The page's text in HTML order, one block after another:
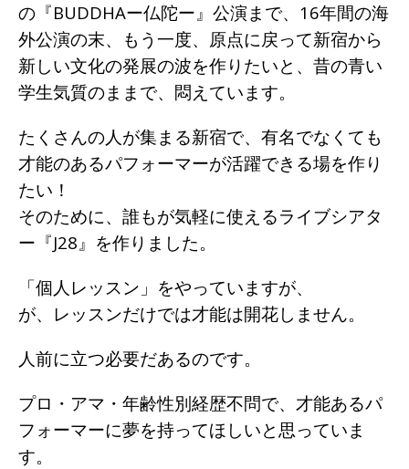
の『BUDDHAー仏陀ー』公演まで、16年間の海
外公演の末、もう一度、原点に戻って新宿から
新しい文化の発展の波を作りたいと、昔の青い
学生気質のままで、悶えています。
たくさんの人が集まる新宿で、有名でなくても
才能のあるパフォーマーが活躍できる場を作り
たい！
そのために、誰もが気軽に使えるライブシアタ
ー『J28』を作りました。
「個人レッスン」をやっていますが、
が、レッスンだけでは才能は開花しません。
人前に立つ必要だあるのです。
プロ・アマ・年齢性別経歴不問で、才能あるパ
フォーマーに夢を持ってほしいと思っていま
す。